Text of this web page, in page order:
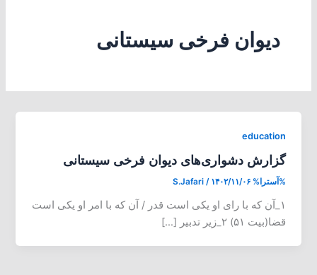
دیوان فرخی سیستانی
education
گزارش دشواری‌های دیوان فرخی سیستانی
%آسترا% S.Jafari / ۱۴۰۲/۱۱/۰۶
۱_آن که با رای او یکی است قدر / آن که با امر او یکی است
قضا(بیت ۵۱) ۲_زیر تدبیر […]